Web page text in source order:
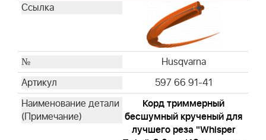
Husqvarna
597 66 91-41
Корд триммерный
бесшумный крученый для
лучшего реза "Whisper